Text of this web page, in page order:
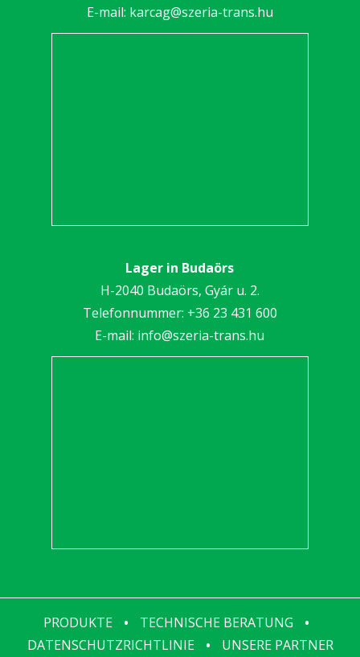
E-mail: karcag@szeria-trans.hu
Lager in Budaörs
H-2040 Budaörs, Gyár u. 2.
Telefonnummer: +36 23 431 600
E-mail: info@szeria-trans.hu
PRODUKTE • TECHNISCHE BERATUNG
•
DATENSCHUTZRICHTLINIE
• UNSERE PARTNER